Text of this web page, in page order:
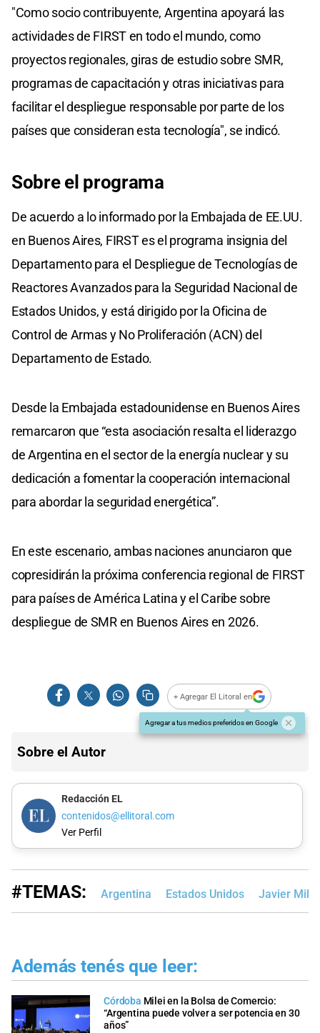
"Como socio contribuyente, Argentina apoyará las
actividades de FIRST en todo el mundo, como
proyectos regionales, giras de estudio sobre SMR,
programas de capacitación y otras iniciativas para
facilitar el despliegue responsable por parte de los
países que consideran esta tecnología", se indicó.
Sobre el programa
De acuerdo a lo informado por la Embajada de EE.UU.
en Buenos Aires, FIRST es el programa insignia del
Departamento para el Despliegue de Tecnologías de
Reactores Avanzados para la Seguridad Nacional de
Estados Unidos, y está dirigido por la Oficina de
Control de Armas y No Proliferación (ACN) del
Departamento de Estado.
Desde la Embajada estadounidense en Buenos Aires
remarcaron que “esta asociación resalta el liderazgo
de Argentina en el sector de la energía nuclear y su
dedicación a fomentar la cooperación internacional
para abordar la seguridad energética”.
En este escenario, ambas naciones anunciaron que
copresidirán la próxima conferencia regional de FIRST
para países de América Latina y el Caribe sobre
despliegue de SMR en Buenos Aires en 2026.
+ Agregar El Litoral en
Agregar a tus medios preferidos en Google
Sobre el Autor
Redacción EL
contenidos@ellitoral.com
Ver Perfil
#TEMAS: Argentina Estados Unidos Javier Milei
Además tenés que leer:
Córdoba Milei en la Bolsa de Comercio:
“Argentina puede volver a ser potencia en 30
años”